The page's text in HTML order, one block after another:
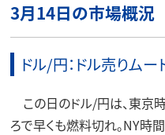
3月14日の市場概況
ドル/円：ドル売りムー
この日のドル/円は、東京
ろで早くも燃料切れ。NY時